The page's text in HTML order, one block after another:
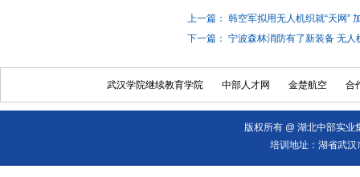
上一篇： 韩空军拟用无人机织就“天网”
下一篇： 宁波森林消防有了新装备 无人
武汉学院继续教育学院 中部人才网 金楚航空 合
版权所有 @ 湖北中部实
培训地址：湖省武